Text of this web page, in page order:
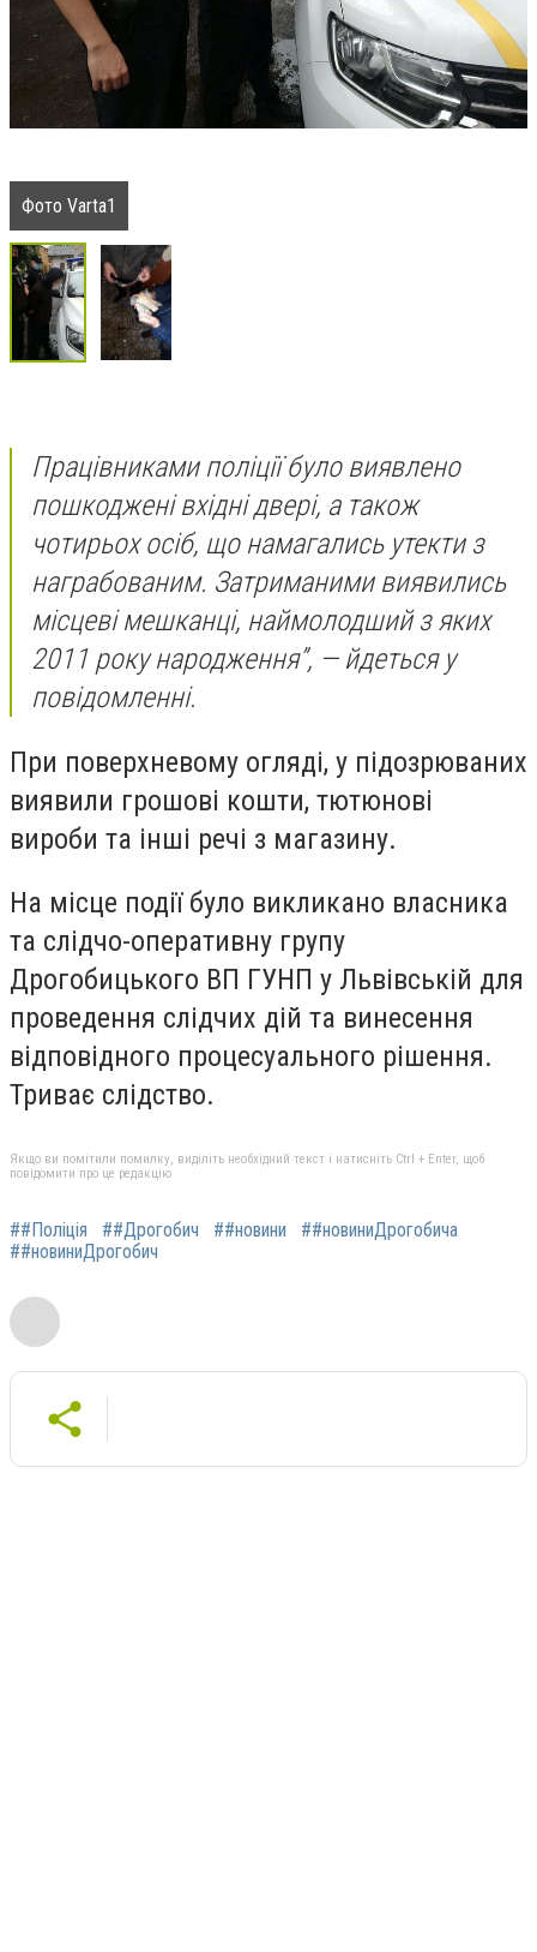
Фото Varta1
Працівниками поліції було виявлено
пошкоджені вхідні двері, а також
чотирьох осіб, що намагались утекти з
награбованим. Затриманими виявились
місцеві мешканці, наймолодший з яких
2011 року народження”, — йдеться у
повідомленні.
При поверхневому огляді, у підозрюваних
виявили грошові кошти, тютюнові
вироби та інші речі з магазину.
На місце події було викликано власника
та слідчо-оперативну групу
Дрогобицького ВП ГУНП у Львівській для
проведення слідчих дій та винесення
відповідного процесуального рішення.
Триває слідство.
Якщо ви помітили помилку, виділіть необхідний текст і натисніть Ctrl + Enter, щоб
повідомити про це редакцію
##Поліція ##Дрогобич ##новини
##новиниДрогобича
##новиниДрогобич